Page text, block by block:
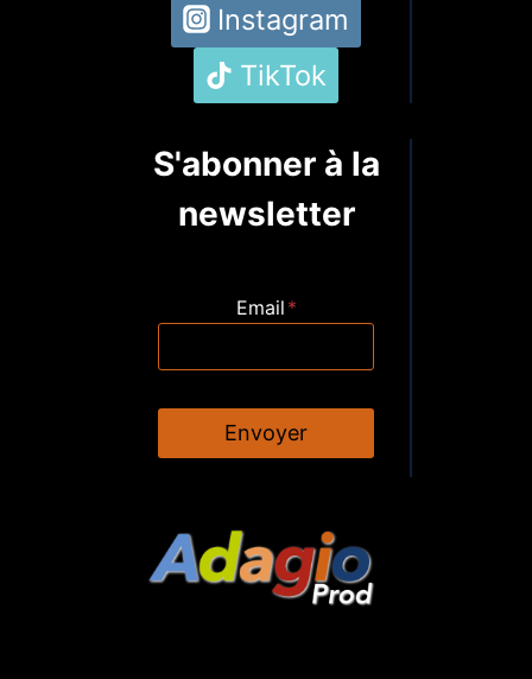
Instagram
TikTok
S'abonner à la
newsletter
Email *
Envoyer